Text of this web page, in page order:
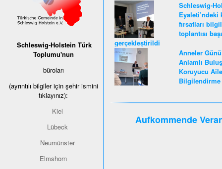
Schleswig-Holstein Türk
Toplumu'nun
büroları
(ayrıntılı bilgiler için şehir ismini
tıklayınız):
Kiel
Lübeck
Neumünster
Elmshorn
Schleswig-
Eyaleti’ndeki
fırsatları
toplantısı
gerçekleştirildi
Anneler
Anlamlı
Koruyucu Aile
Bilgilendirme
Aufkommende